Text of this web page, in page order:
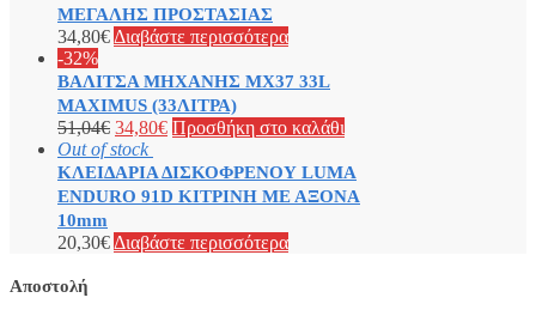
ΜΕΓΑΛΗΣ ΠΡΟΣΤΑΣΙΑΣ
34,80€ Διαβάστε περισσότερα
-32%
ΒΑΛΙΤΣΑ ΜΗΧΑΝΗΣ MX37 33L
MAXIMUS (33ΛΙΤΡΑ)
51,04€ 34,80€ Προσθήκη στο καλάθι
Out of stock
ΚΛΕΙΔΑΡΙΑ ΔΙΣΚΟΦΡΕΝΟΥ LUMA
ENDURO 91D ΚΙΤΡΙΝΗ ΜΕ ΑΞΟΝΑ
10mm
20,30€ Διαβάστε περισσότερα
Αποστολή